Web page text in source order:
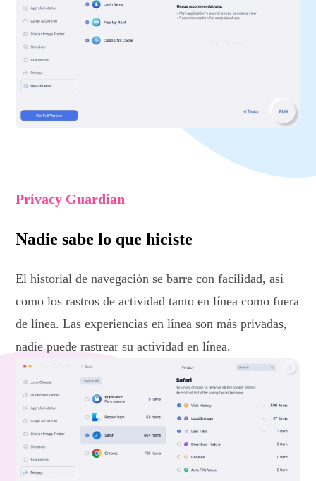
Privacy Guardian
Nadie sabe lo que hiciste
El historial de navegación se barre con facilidad, así
como los rastros de actividad tanto en línea como fuera
de línea. Las experiencias en línea son más privadas,
nadie puede rastrear su actividad en línea.